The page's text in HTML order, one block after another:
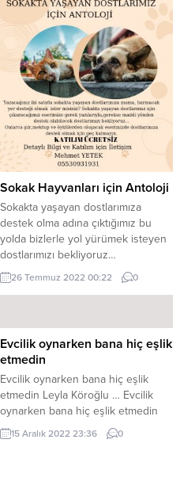
Sokak Hayvanları için Antoloji
Sokakta yaşayan dostlarımıza
destek olma adına çıktığımız bu
yolda bizlerle yol yürümek isteyen
dostlarımızı bekliyoruz…
26 Temmuz 2022 00:22 0
Evcilik oynarken bana hiç eşlik
etmedin
Evcilik oynarken bana hiç eşlik
etmedin Leyla Köroğlu … Evcilik
oynarken bana hiç eşlik etmedin
Hayır hayır! Sitem değil kesinlikle,
aksine realite. Ne vakit bebeğimin
15 Aralık 2022 23:36 0